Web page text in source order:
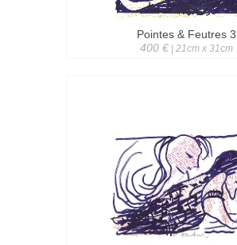
Pointes & Feutres 3
400 €| 21cm x 31cm